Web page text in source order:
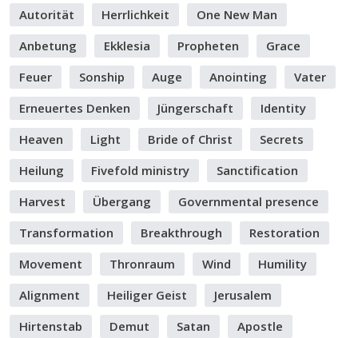
Autorität
Herrlichkeit
One New Man
Anbetung
Ekklesia Propheten
Grace
Feuer
Sonship Auge Anointing
Vater
Erneuertes Denken
Jüngerschaft
Identity
Heaven
Light Bride of Christ
Secrets
Heilung
Fivefold ministry
Sanctification
Harvest
Übergang
Governmental presence
Transformation
Breakthrough
Restoration
Movement
Thronraum Wind
Humility
Alignment
Heiliger Geist
Jerusalem
Hirtenstab
Demut Satan Apostle